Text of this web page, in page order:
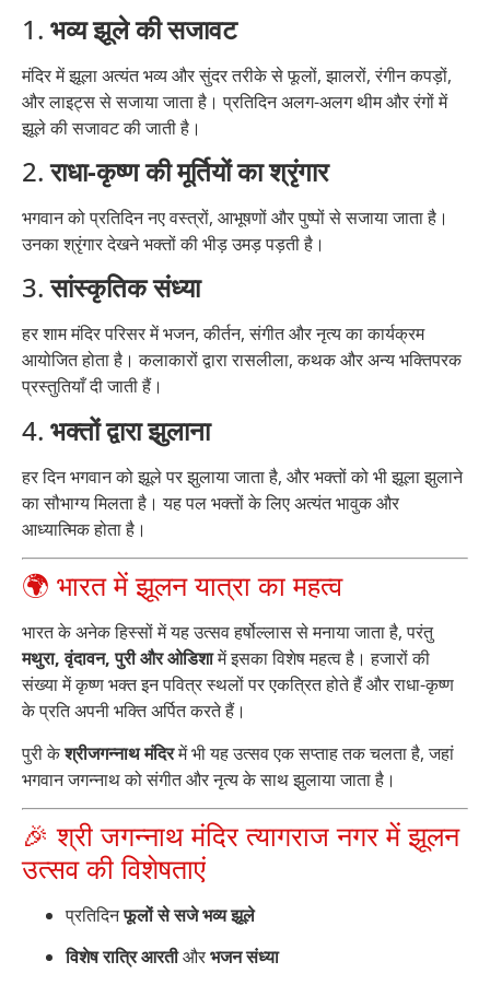
1. भव्य झूले की सजावट
मंदिर में झूला अत्यंत भव्य और सुंदर तरीके से फूलों, झालरों, रंगीन कपड़ों,
और लाइट्स से सजाया जाता है। प्रतिदिन अलग-अलग थीम और रंगों में
झूले की सजावट की जाती है।
2.राधा-कृष्ण की मूर्तियों का श्रृंगार
भगवान को प्रतिदिन नए वस्त्रों, आभूषणों और पुष्पों से सजाया जाता है।
उनका श्रृंगार देखने भक्तों की भीड़ उमड़ पड़ती है।
3.सांस्कृतिक संध्या
हर शाम मंदिर परिसर में भजन, कीर्तन, संगीत और नृत्य का कार्यक्रम
आयोजित होता है। कलाकारों द्वारा रासलीला, कथक और अन्य भक्तिपरक
प्रस्तुतियाँ दी जाती हैं।
4. भक्तों द्वारा झुलाना
हर दिन भगवान को झूले पर झुलाया जाता है, और भक्तों को भी झूला झुलाने
का सौभाग्य मिलता है। यह पल भक्तों के लिए अत्यंत भावुक और
आध्यात्मिक होता है।
🌍 भारत में झूलन यात्रा का महत्व
भारत के अनेक हिस्सों में यह उत्सव हर्षोल्लास से मनाया जाता है, परंतु
मथुरा, वृंदावन, पुरी और ओडिशामें इसका विशेष महत्व है। हजारों की
संख्या में कृष्ण भक्त इन पवित्र स्थलों पर एकत्रित होते हैं और राधा-कृष्ण
के प्रति अपनी भक्ति अर्पित करते हैं।
पुरी केश्रीजगन्नाथ मंदिरमें भी यह उत्सव एक सप्ताह तक चलता है, जहां
भगवान जगन्नाथ को संगीत और नृत्य के साथ झुलाया जाता है।
🎉 श्री जगन्नाथ मंदिर त्यागराज नगर में झूलन
उत्सव की विशेषताएं
प्रतिदिनफूलों से सजे भव्य झूले
विशेष रात्रि आरतीऔरभजन संध्या